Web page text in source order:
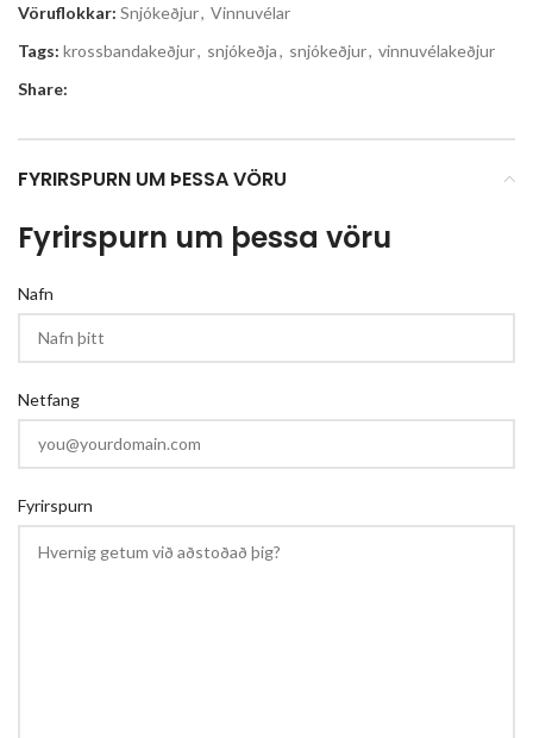
Vöruflokkar: Snjókeðjur, Vinnuvélar
Tags: krossbandakeðjur, snjókeðja, snjókeðjur, vinnuvélakeðjur
Share:
FYRIRSPURN UM ÞESSA VÖRU
Fyrirspurn um þessa vöru
Nafn
Netfang
Fyrirspurn